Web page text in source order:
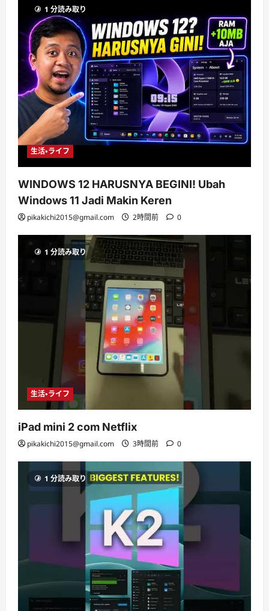
1 分読み取り
生活・ライフ
WINDOWS 12 HARUSNYA BEGINI! Ubah
Windows 11 Jadi Makin Keren
pikakichi2015@gmail.com 2時間前 0
1 分読み取り
生活・ライフ
iPad mini 2 com Netflix
pikakichi2015@gmail.com 3時間前 0
1 分読み取り